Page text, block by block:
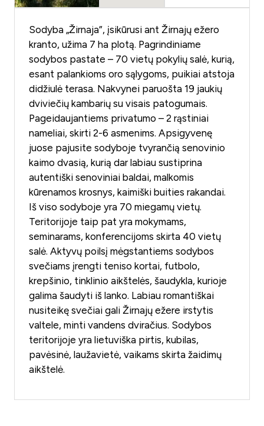
Sodyba „Žirnaja”, įsikūrusi ant Žirnajų ežero
kranto, užima 7 ha plotą. Pagrindiniame
sodybos pastate – 70 vietų pokylių salė, kurią,
esant palankioms oro sąlygoms, puikiai atstoja
didžiulė terasa. Nakvynei paruošta 19 jaukių
dviviečių kambarių su visais patogumais.
Pageidaujantiems privatumo – 2 rąstiniai
nameliai, skirti 2-6 asmenims. Apsigyvenę
juose pajusite sodyboje tvyrančią senovinio
kaimo dvasią, kurią dar labiau sustiprina
autentiški senoviniai baldai, malkomis
kūrenamos krosnys, kaimiški buities rakandai.
Iš viso sodyboje yra 70 miegamų vietų.
Teritorijoje taip pat yra mokymams,
seminarams, konferencijoms skirta 40 vietų
salė. Aktyvų poilsį mėgstantiems sodybos
svečiams įrengti teniso kortai, futbolo,
krepšinio, tinklinio aikštelės, šaudykla, kurioje
galima šaudyti iš lanko. Labiau romantiškai
nusiteikę svečiai gali Žirnajų ežere irstytis
valtele, minti vandens dviračius. Sodybos
teritorijoje yra lietuviška pirtis, kubilas,
pavėsinė, laužavietė, vaikams skirta žaidimų
aikštelė.